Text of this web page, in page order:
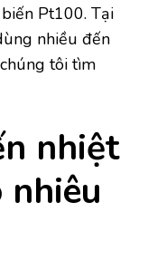
Pt100. Tại
nhiều đến
tôi tìm
nhiệt
nhiêu